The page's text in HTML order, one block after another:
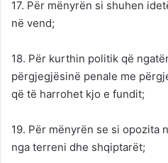
17. Për mënyrën si shuhen
në vend;
18. Për kurthin politik që
përgjegjësinë penale me
që të harrohet kjo e fundit;
19. Për mënyrën se si opozita
nga terreni dhe shqiptarët;